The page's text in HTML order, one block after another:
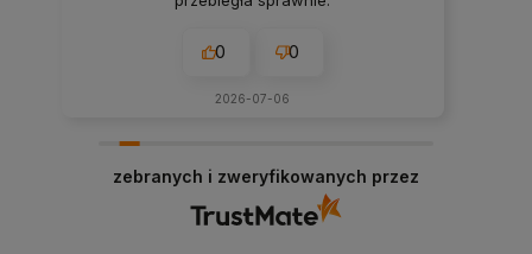
0 0
2026-07-06
zebranych i zweryfikowanych przez